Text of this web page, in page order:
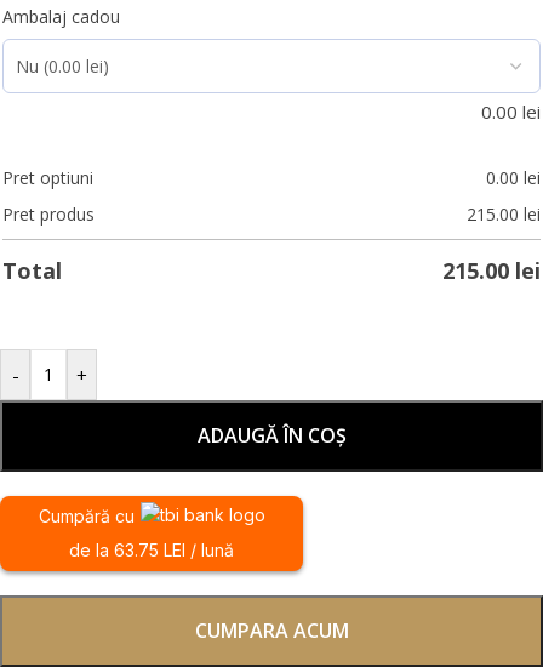
Ambalaj cadou
0.00 lei
Pret optiuni 0.00 lei
Pret produs
215.00 lei
Total 215.00 lei
- +
ADAUGĂ ÎN COȘ
Cumpără cu
de la 63.75 LEI / lună
CUMPARA ACUM